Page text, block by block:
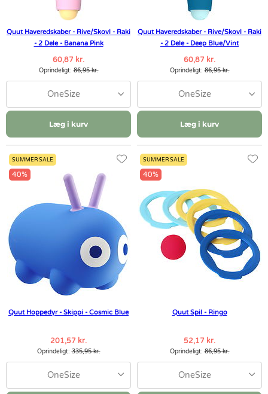
Quut Haveredskaber - Rive/Skovl - Raki
- 2 Dele - Banana Pink
60,87 kr.
Oprindeligt:86,95 kr.
OneSize
Læg i kurv
Quut Haveredskaber - Rive/Skovl - Raki
- 2 Dele - Deep Blue/Vint
60,87 kr.
Oprindeligt:86,95 kr.
OneSize
Læg i kurv
SUMMER SALE
40%
Quut Hoppedyr - Skippi - Cosmic Blue
201,57 kr.
Oprindeligt:335,95 kr.
OneSize
SUMMER SALE
40%
Quut Spil - Ringo
52,17 kr.
Oprindeligt:86,95 kr.
OneSize